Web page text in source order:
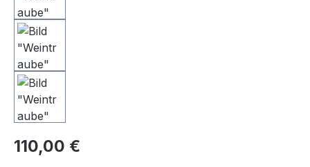
Regulärer Preis:
110,00 €